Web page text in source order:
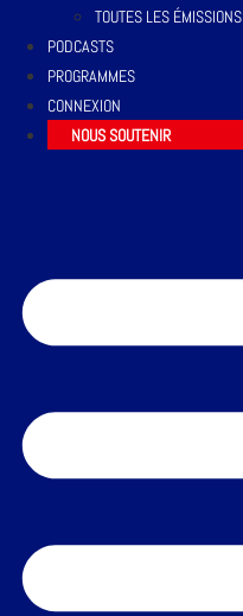
TOUTES LES ÉMISSIONS
PODCASTS
PROGRAMMES
CONNEXION
NOUS SOUTENIR